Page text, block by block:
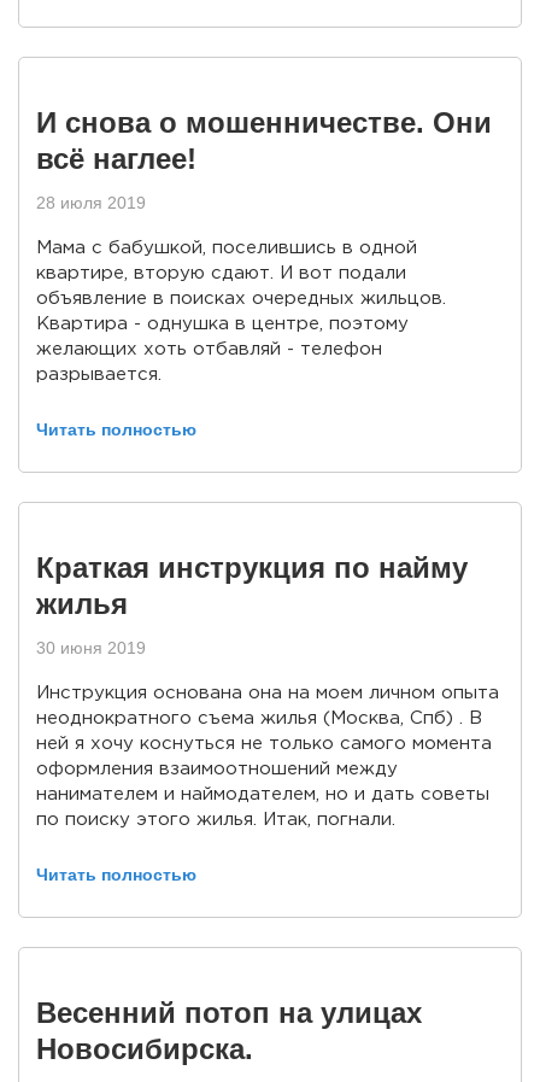
И снова о мошенничестве. Они
всё наглее!
28 июля 2019
Мама с бабушкой, поселившись в одной
квартире, вторую сдают. И вот подали
объявление в поисках очередных жильцов.
Квартира - однушка в центре, поэтому
желающих хоть отбавляй - телефон
разрывается.
Читать полностью
Краткая инструкция по найму
жилья
30 июня 2019
Инструкция основана она на моем личном опыта
неоднократного съема жилья (Москва, Спб) . В
ней я хочу коснуться не только самого момента
оформления взаимоотношений между
нанимателем и наймодателем, но и дать советы
по поиску этого жилья. Итак, погнали.
Читать полностью
Весенний потоп на улицах
Новосибирска.